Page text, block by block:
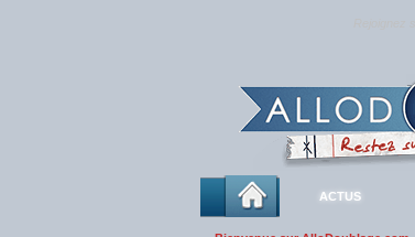
ACTUS